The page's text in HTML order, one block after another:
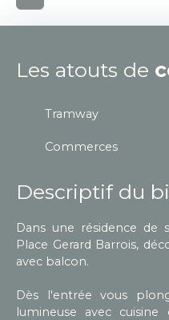
Les atouts de
Tramway
Commerces
Descriptif du
Dans une résidence de
Place Gerard Barrois,
avec balcon.
Dès l'entrée vous
lumineuse avec